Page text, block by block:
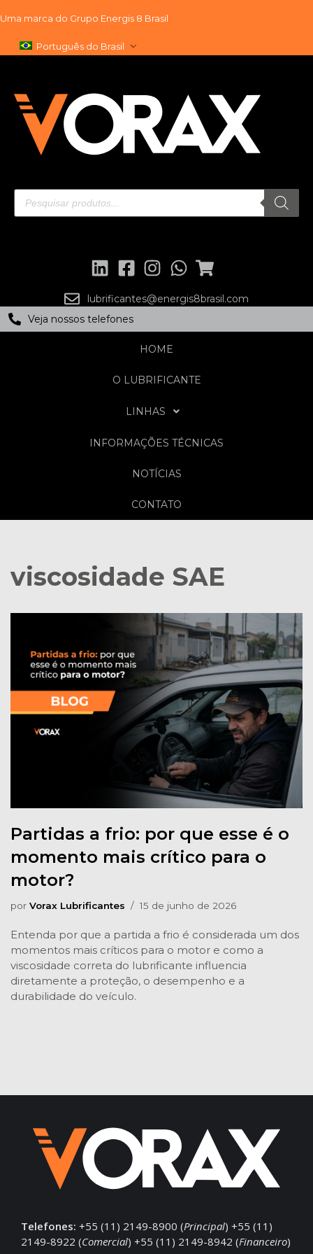
para
Uma marca do Grupo Energis 8 Brasil
Português do Brasil
lubrificantes@energis8brasil.com
Veja nossos telefones
HOME
O LUBRIFICANTE
LINHAS
INFORMAÇÕES TÉCNICAS
NOTÍCIAS
CONTATO
viscosidade SAE
Partidas a frio: por que esse é o
momento mais crítico para o
motor?
por Vorax Lubrificantes 15 de junho de 2026
Entenda por que a partida a frio é considerada um dos
momentos mais críticos para o motor e como a
viscosidade correta do lubrificante influencia
diretamente a proteção, o desempenho e a
durabilidade do veículo.
Telefones: +55 (11) 2149-8900 (Principal) +55 (11)
2149-8922 (Comercial) +55 (11) 2149-8942 (Financeiro)